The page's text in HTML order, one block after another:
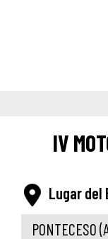
IV
Lugar del
PONTECESO